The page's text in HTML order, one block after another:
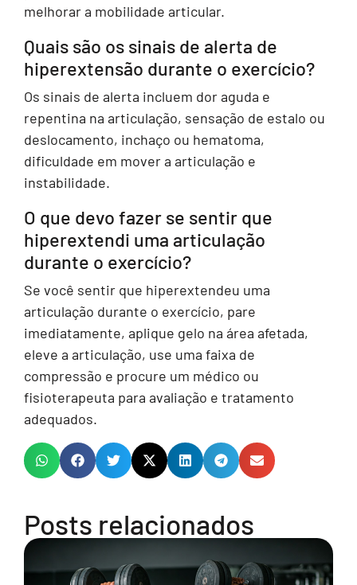
melhorar a mobilidade articular.
Quais são os sinais de alerta de
hiperextensão durante o exercício?
Os sinais de alerta incluem dor aguda e
repentina na articulação, sensação de estalo ou
deslocamento, inchaço ou hematoma,
dificuldade em mover a articulação e
instabilidade.
O que devo fazer se sentir que
hiperextendi uma articulação
durante o exercício?
Se você sentir que hiperextendeu uma
articulação durante o exercício, pare
imediatamente, aplique gelo na área afetada,
eleve a articulação, use uma faixa de
compressão e procure um médico ou
fisioterapeuta para avaliação e tratamento
adequados.
Posts relacionados